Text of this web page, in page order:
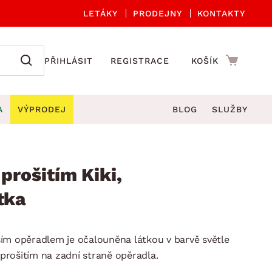
LETÁKY PRODEJNY KONTAKTY
PŘIHLÁSIT REGISTRACE KOŠÍK
Kuchyňské příslušenství
Zobrazit vše
židle a křesla
lavice
houpačky
lehátka
VÝPRODEJ BLOG SLUŽBY
Kiki,
opěradlem je očalouněna látkou v barvě světle
na zadní straně opěradla.